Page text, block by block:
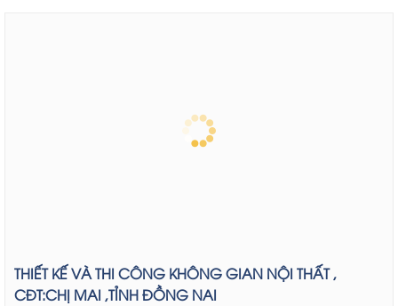
THIẾT KẾ VÀ THI CÔNG KHÔNG GIAN NỘI THẤT ,
CĐT:CHỊ MAI ,TỈNH ĐỒNG NAI